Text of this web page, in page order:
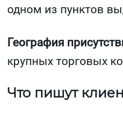
одном из пунктов
География
крупных торговых
Что пишут